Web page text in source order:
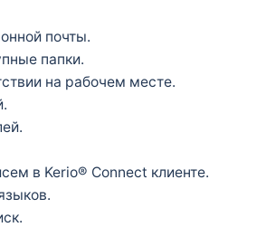
почты.
папки.
на рабочем месте.
в Kerio® Connect клиенте.